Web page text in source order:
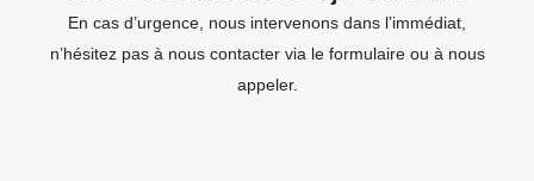
En cas d’urgence, nous intervenons dans l’immédiat,
n’hésitez pas à nous contacter via le formulaire ou à nous
appeler.